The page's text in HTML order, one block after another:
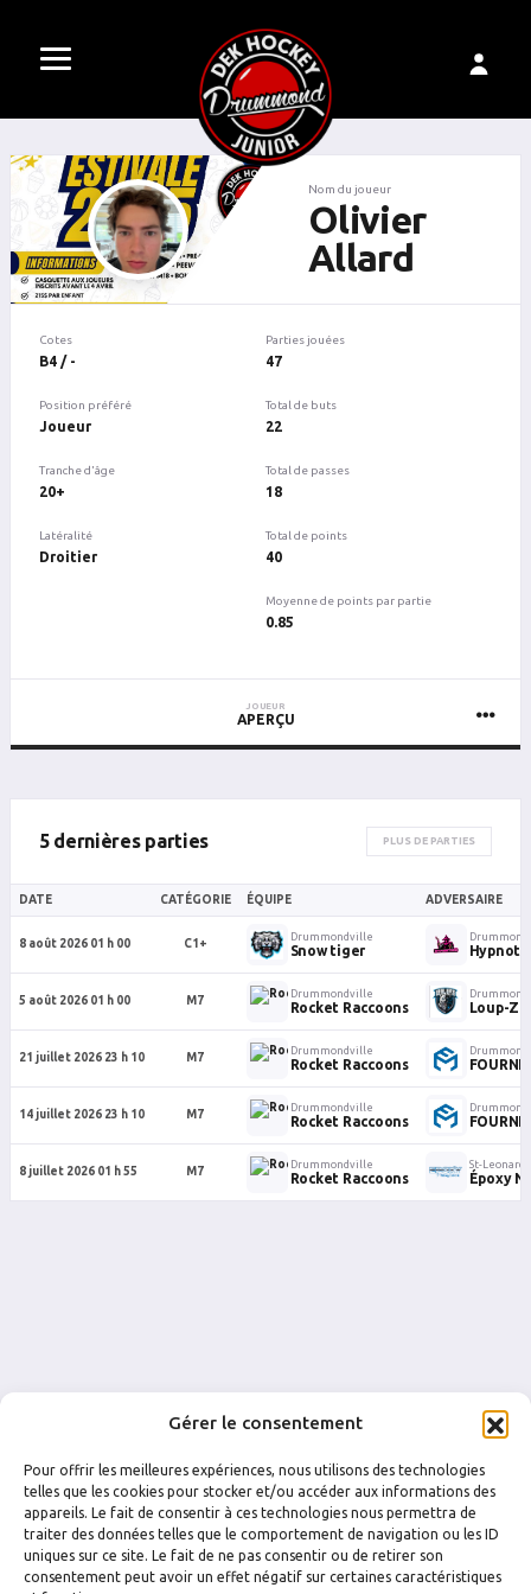
Gérer le consentement
Pour offrir les meilleures expériences, nous utilisons des technologies
telles que les cookies pour stocker et/ou accéder aux informations des
appareils. Le fait de consentir à ces technologies nous permettra de
traiter des données telles que le comportement de navigation ou les ID
uniques sur ce site. Le fait de ne pas consentir ou de retirer son
consentement peut avoir un effet négatif sur certaines caractéristiques
Nom du joueur
Olivier
Allard
Cotes
B4 / -
Position préféré
Joueur
Tranche d'âge
20+
Latéralité
Droitier
Parties jouées
47
Total de buts
22
Total de passes
18
Total de points
40
Moyenne de points par partie
0.85
JOUEUR
APERÇU
5 dernières parties PLUS DE PARTIES
DATE CATÉGORIE ÉQUIPE ADVERSAIRE
8 août 2026 01 h 00 C1+
Drummondville
Snow tiger
5 août 2026 01 h 00 M7
Drummondville
Rocket Raccoons Loup-
21 juillet 2026 23 h 10 M7
Drummondville
Rocket Raccoons
14 juillet 2026 23 h 10 M7
Drummondville
Rocket Raccoons
8 juillet 2026 01 h 55 M7
Drummondville
Rocket Raccoons
St-Leonard-
Époxy
FACEBOOK INSTAGRAM